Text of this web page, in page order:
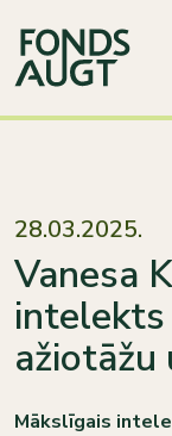
28.03.2025.
Vanesa
ažiotāžu
Mākslīgais